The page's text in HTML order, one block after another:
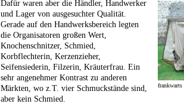
frankwarts
Dafür waren aber die Händler, Handwerker
und Lager von ausgesuchter Qualität.
Gerade auf den Handwerksbereich legten
die Organisatoren großen Wert,
Knochenschnitzer, Schmied,
Korbflechterin, Kerzenzieher,
Seifensiederin, Filzerin, Kräuterfrau. Ein
sehr angenehmer Kontrast zu anderen
Märkten, wo z.T. vier Schmuckstände sind,
aber kein Schmied.